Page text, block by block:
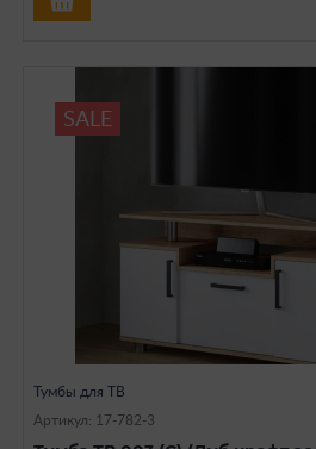
SALE
Тумбы для ТВ
Артикул: 17-782-3